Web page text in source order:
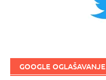
GOOGLE OGLAŠAVANJE